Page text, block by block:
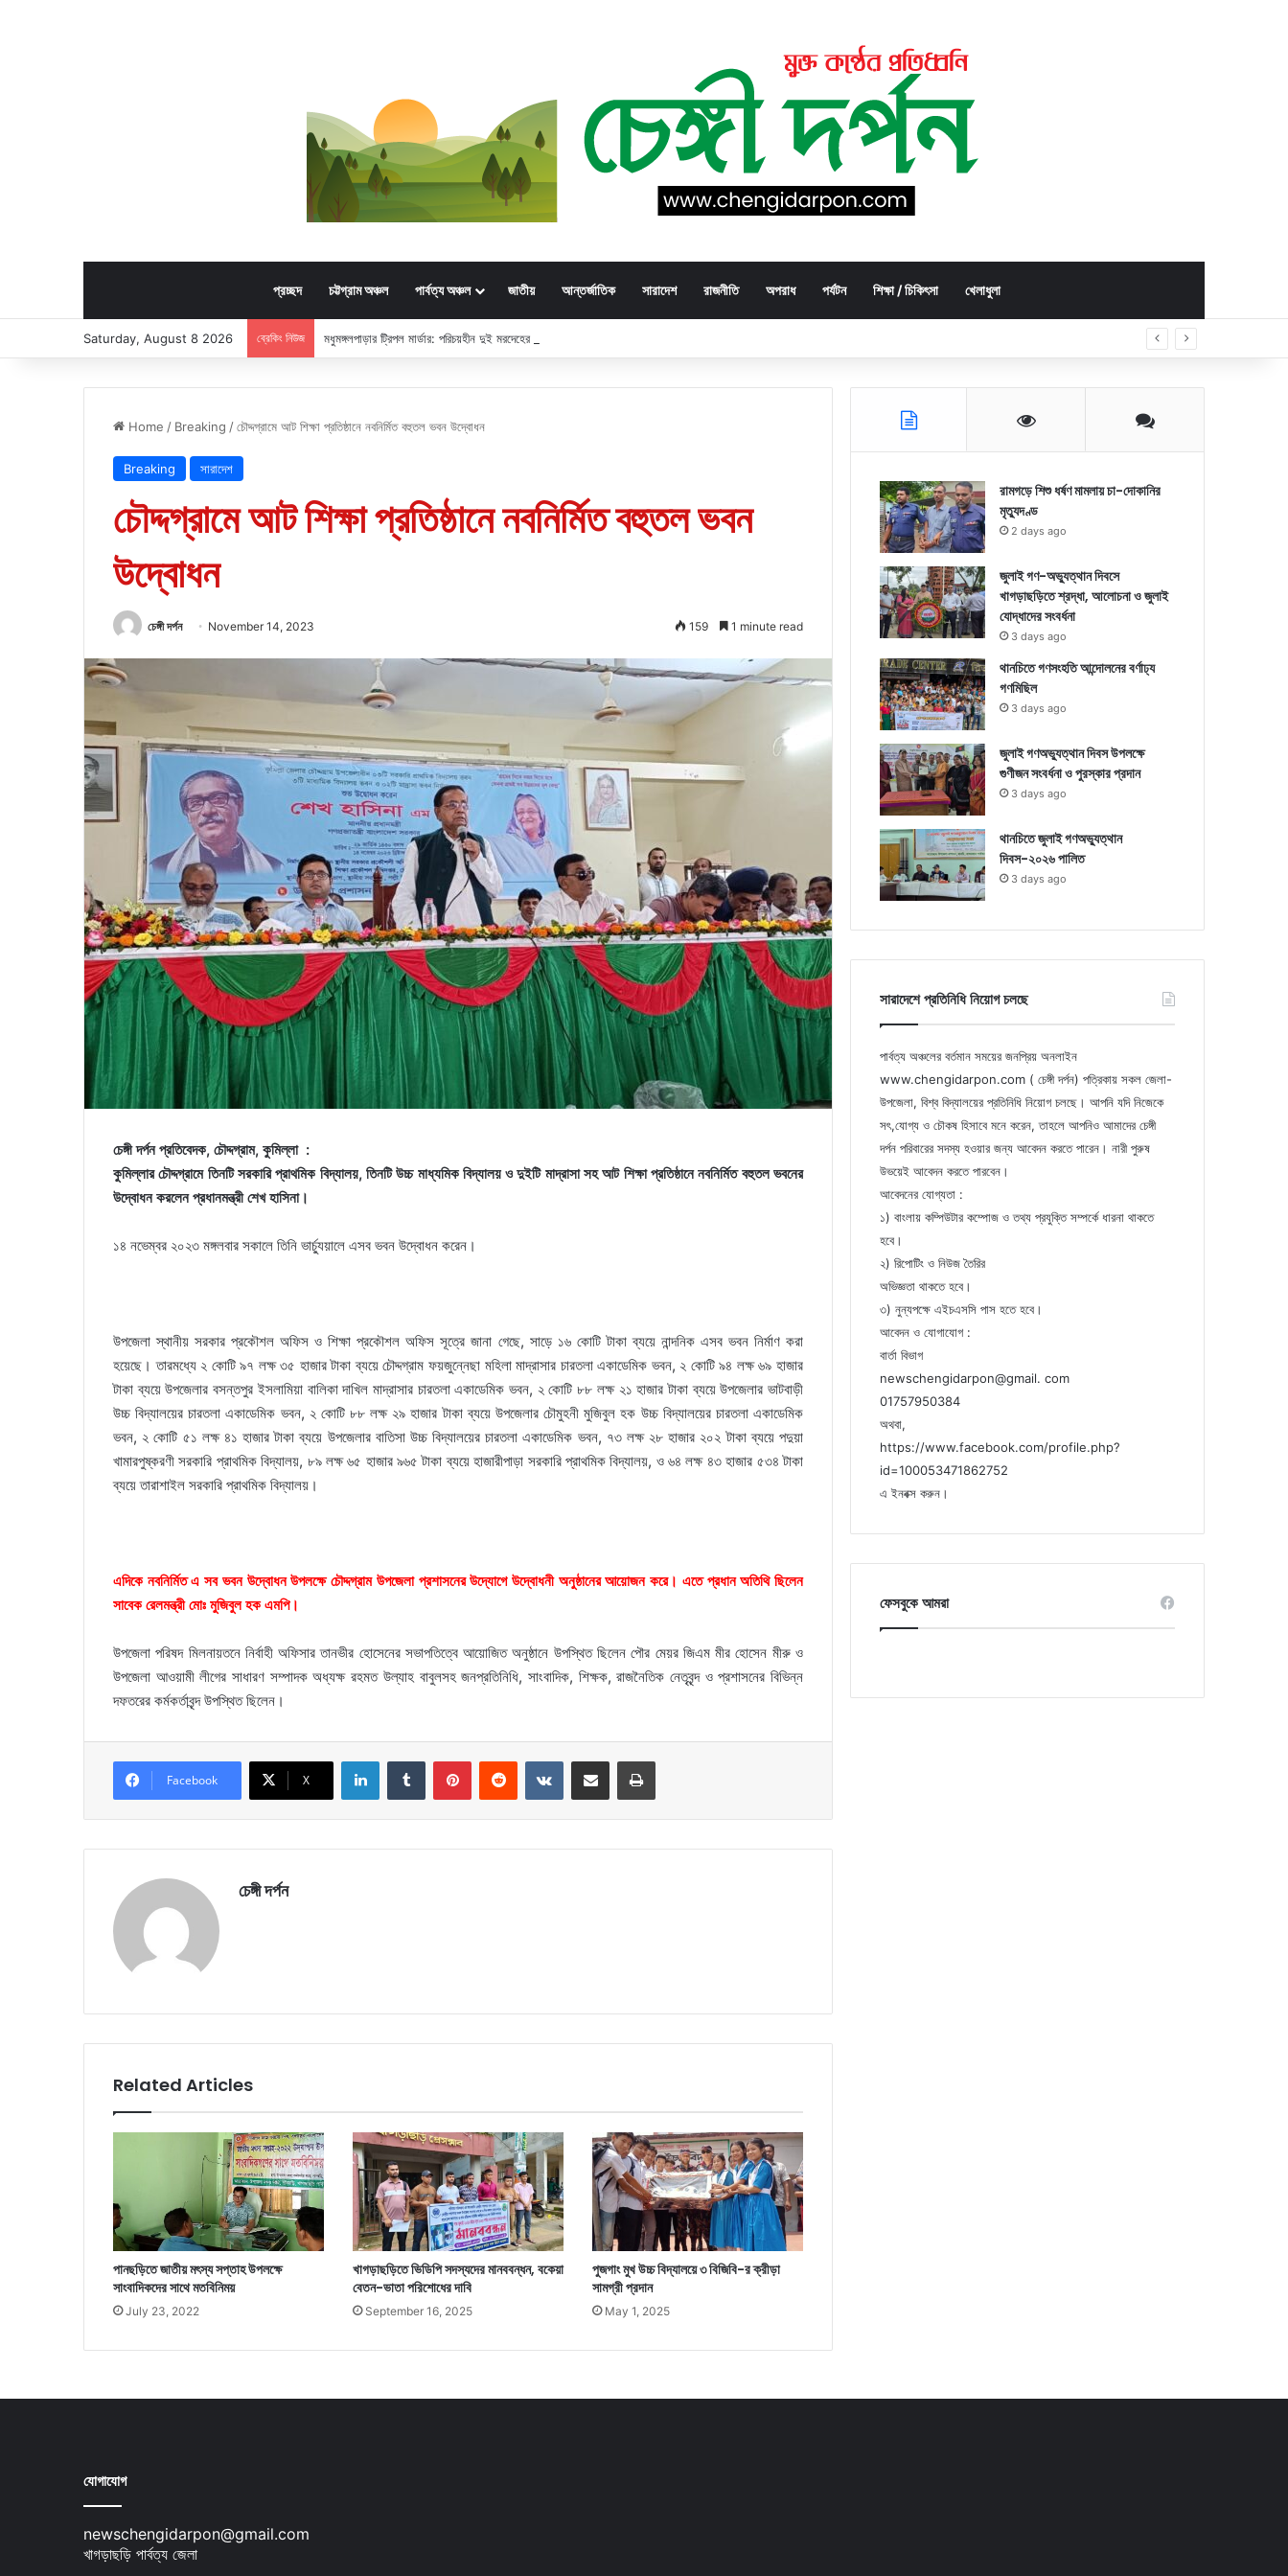
প্রচ্ছদ চট্টগ্রাম অঞ্চল পার্বত্য অঞ্চল জাতীয় আন্তর্জাতিক সারাদেশ রাজনীতি অপরাধ পর্যটন শিক্ষা / চিকিৎসা খেলাধুলা
Saturday, August 8 2026 ব্রেকিং নিউজ মধুমঙ্গলপাড়ার ট্রিপল মার্ডার: পরিচয়হীন দুই মরদেহের স্বজনের খোঁজ পুলিশের
Home / Breaking /চৌদ্দগ্রামে আট শিক্ষা প্রতিষ্ঠানে নবনির্মিত বহুতল ভবন উদ্বোধন
Breaking সারাদেশ
চৌদ্দগ্রামে আট শিক্ষা প্রতিষ্ঠানে নবনির্মিত বহুতল ভবন
উদ্বোধন
চেঙ্গী দর্পন November 14, 2023 159 1 minute read
চেঙ্গী দর্পন প্রতিবেদক, চৌদ্দগ্রাম, কুমিল্লা :
কুমিল্লার চৌদ্দগ্রামে তিনটি সরকারি প্রাথমিক বিদ্যালয়, তিনটি উচ্চ মাধ্যমিক বিদ্যালয় ও দুইটি মাদ্রাসা সহ আট শিক্ষা প্রতিষ্ঠানে নবনির্মিত বহুতল ভবনের
উদ্বোধন করলেন প্রধানমন্ত্রী শেখ হাসিনা।
১৪ নভেম্বর ২০২৩ মঙ্গলবার সকালে তিনি ভার্চ্যুয়ালে এসব ভবন উদ্বোধন করেন।
উপজেলা স্থানীয় সরকার প্রকৌশল অফিস ও শিক্ষা প্রকৌশল অফিস সূত্রে জানা গেছে, সাড়ে ১৬ কোটি টাকা ব্যয়ে নান্দনিক এসব ভবন নির্মাণ করা
হয়েছে। তারমধ্যে ২ কোটি ৯৭ লক্ষ ৩৫ হাজার টাকা ব্যয়ে চৌদ্দগ্রাম ফয়জুন্নেছা মহিলা মাদ্রাসার চারতলা একাডেমিক ভবন, ২ কোটি ৯৪ লক্ষ ৬৯ হাজার
টাকা ব্যয়ে উপজেলার বসন্তপুর ইসলামিয়া বালিকা দাখিল মাদ্রাসার চারতলা একাডেমিক ভবন, ২ কোটি ৮৮ লক্ষ ২১ হাজার টাকা ব্যয়ে উপজেলার ভাটবাড়ী
উচ্চ বিদ্যালয়ের চারতলা একাডেমিক ভবন, ২ কোটি ৮৮ লক্ষ ২৯ হাজার টাকা ব্যয়ে উপজেলার চৌমুহনী মুজিবুল হক উচ্চ বিদ্যালয়ের চারতলা একাডেমিক
ভবন, ২ কোটি ৫১ লক্ষ ৪১ হাজার টাকা ব্যয়ে উপজেলার বাতিসা উচ্চ বিদ্যালয়ের চারতলা একাডেমিক ভবন, ৭৩ লক্ষ ২৮ হাজার ২০২ টাকা ব্যয়ে পদুয়া
খামারপুষ্করণী সরকারি প্রাথমিক বিদ্যালয়, ৮৯ লক্ষ ৬৫ হাজার ৯৬৫ টাকা ব্যয়ে হাজারীপাড়া সরকারি প্রাথমিক বিদ্যালয়, ও ৬৪ লক্ষ ৪৩ হাজার ৫৩৪ টাকা
ব্যয়ে তারাশাইল সরকারি প্রাথমিক বিদ্যালয়।
এদিকে নবনির্মিত এ সব ভবন উদ্বোধন উপলক্ষে চৌদ্দগ্রাম উপজেলা প্রশাসনের উদ্যোগে উদ্বোধনী অনুষ্ঠানের আয়োজন করে। এতে প্রধান অতিথি ছিলেন
সাবেক রেলমন্ত্রী মোঃ মুজিবুল হক এমপি।
উপজেলা পরিষদ মিলনায়তনে নির্বাহী অফিসার তানভীর হোসেনের সভাপতিত্বে আয়োজিত অনুষ্ঠানে উপস্থিত ছিলেন পৌর মেয়র জিএম মীর হোসেন মীরু ও
উপজেলা আওয়ামী লীগের সাধারণ সম্পাদক অধ্যক্ষ রহমত উল্যাহ বাবুলসহ জনপ্রতিনিধি, সাংবাদিক, শিক্ষক, রাজনৈতিক নেতৃবৃন্দ ও প্রশাসনের বিভিন্ন
দফতরের কর্মকর্তাবৃন্দ উপস্থিত ছিলেন।
Facebook X
LinkedInTumblr PinterestReddit VKontakteShare via Email Print
চেঙ্গী দর্পন
Related Articles
পানছড়িতে জাতীয় মৎস্য সপ্তাহ উপলক্ষে
সাংবাদিকদের সাথে মতবিনিময়
July 23, 2022
খাগড়াছড়িতে ভিডিপি সদস্যদের মানববন্ধন, বকেয়া
বেতন-ভাতা পরিশোধের দাবি
September 16, 2025
পুজগাং মুখ উচ্চ বিদ্যালয়ে ৩ বিজিবি-র ক্রীড়া
সামগ্রী প্রদান
May 1, 2025
রামগড়ে শিশু ধর্ষণ মামলায় চা-দোকানির
মৃত্যুদণ্ড
2 days ago
জুলাই গণ-অভ্যুত্থান দিবসে
খাগড়াছড়িতে শ্রদ্ধা, আলোচনা ও জুলাই
যোদ্ধাদের সংবর্ধনা
3 days ago
থানচিতে গণসংহতি আন্দোলনের বর্ণাঢ্য
গণমিছিল
3 days ago
জুলাই গণঅভ্যুত্থান দিবস উপলক্ষে
গুণীজন সংবর্ধনা ও পুরস্কার প্রদান
3 days ago
থানচিতে জুলাই গণঅভ্যুত্থান
দিবস-২০২৬ পালিত
3 days ago
সারাদেশে প্রতিনিধি নিয়োগ চলছে
পার্বত্য অঞ্চলের বর্তমান সময়ের জনপ্রিয় অনলাইন
www.chengidarpon.com ( চেঙ্গী দর্পন) পত্রিকায় সকল জেলা-
উপজেলা, বিশ্ব বিদ্যালয়ের প্রতিনিধি নিয়োগ চলছে। আপনি যদি নিজেকে
সৎ,যোগ্য ও চৌকষ হিসাবে মনে করেন, তাহলে আপনিও আমাদের চেঙ্গী
দর্পন পরিবারের সদস্য হওয়ার জন্য আবেদন করতে পারেন। নারী পুরুষ
উভয়েই আবেদন করতে পারবেন।
আবেদনের যোগ্যতা :
১) বাংলায় কম্পিউটার কম্পোজ ও তথ্য প্রযুক্তি সম্পর্কে ধারনা থাকতে
হবে।
২) রিপোটিং ও নিউজ তৈরির
অভিজ্ঞতা থাকতে হবে।
৩) নুন্যপক্ষে এইচএসসি পাস হতে হবে।
আবেদন ও যোগাযোগ :
বার্তা বিভাগ
newschengidarpon@gmail. com
01757950384
অথবা,
https://www.facebook.com/profile.php?
id=100053471862752
এ ইনবক্স করুন।
ফেসবুকে আমরা
যোগাযোগ
newschengidarpon@gmail.com
খাগড়াছড়ি পার্বত্য জেলা